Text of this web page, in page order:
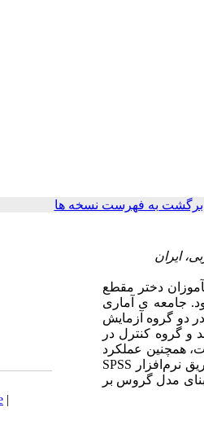
برگشت به فهرست نسخه ها
|
ایران
آموزان دختر مقطع
جامعه ی آماری
در دو گروه آزمایش
گرفتند و گروه کنترل در
همچنین عملکرد
نرم افزار SPSS
مدل گروس بر